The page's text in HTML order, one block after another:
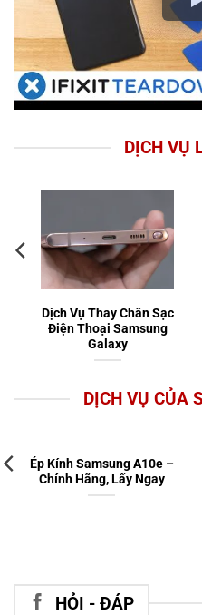
DỊCH VỤ
Dịch Vụ Thay Chân Sạc
Điện Thoại Samsung
Galaxy
DỊCH VỤ CỦA
Ép Kính Samsung A10e –
Chính Hãng, Lấy Ngay
HỎI - ĐÁP